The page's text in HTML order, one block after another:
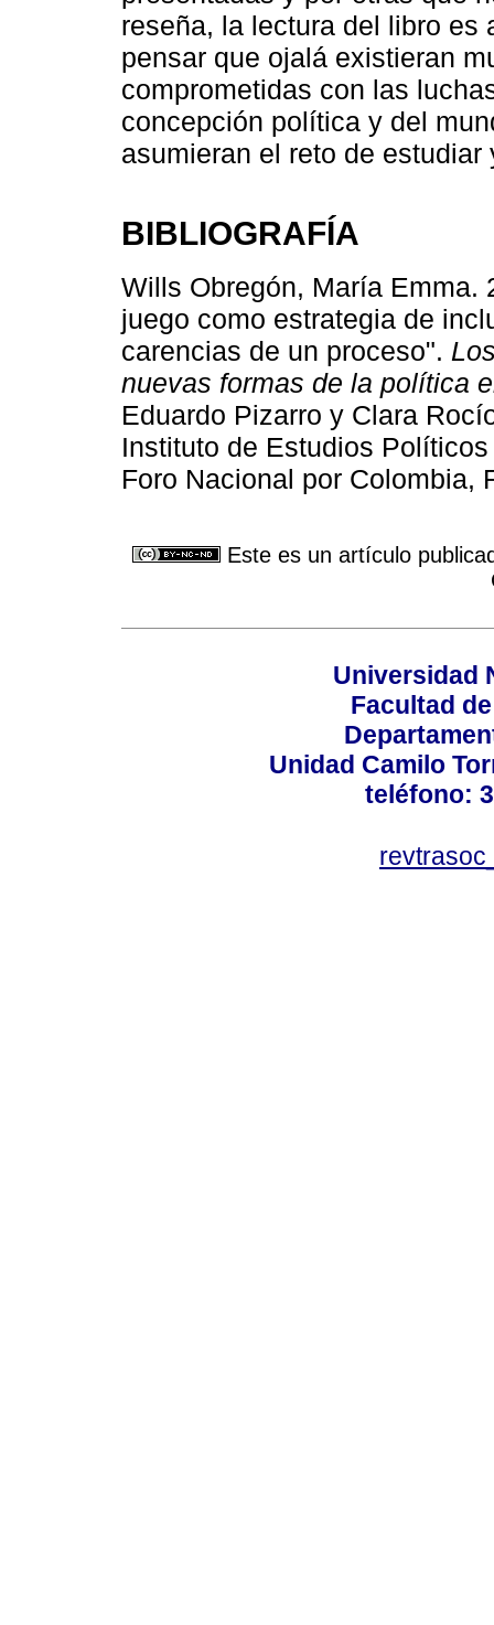
reseña, la lectura del libro es
pensar que ojalá existieran
comprometidas con las
concepción política y del
asumieran el reto de
BIBLIOGRAFÍA
Wills Obregón, María Emma.
juego como estrategia de
carencias de un proceso".
nuevas formas de la política
Eduardo Pizarro y Clara
Instituto de Estudios
Foro Nacional por
Este es un artículo
Universidad
Facultad
Unidad Camilo
teléfono: